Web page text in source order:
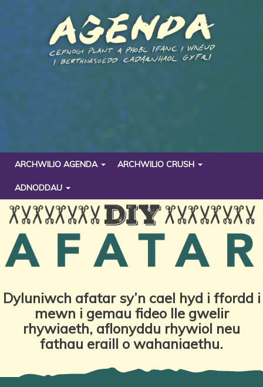
ARCHWILIO AGENDA ARCHWILIO CRUSH
ADNODDAU
Dyluniwch afatar sy’n cael hyd i ffordd i
mewn i gemau fideo lle gwelir
rhywiaeth, aflonyddu rhywiol neu
fathau eraill o wahaniaethu.